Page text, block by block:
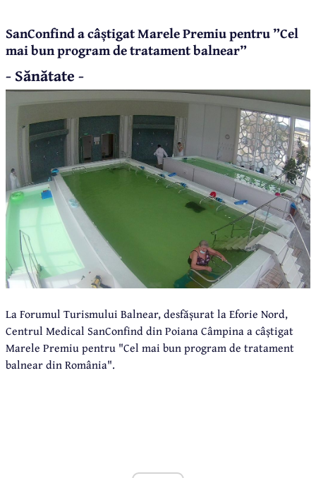
SanConfind a câștigat Marele Premiu pentru ”Cel
mai bun program de tratament balnear”
- Sănătate -
La Forumul Turismului Balnear, desfășurat la Eforie Nord,
Centrul Medical SanConfind din Poiana Câmpina a câștigat
Marele Premiu pentru "Cel mai bun program de tratament
balnear din România".